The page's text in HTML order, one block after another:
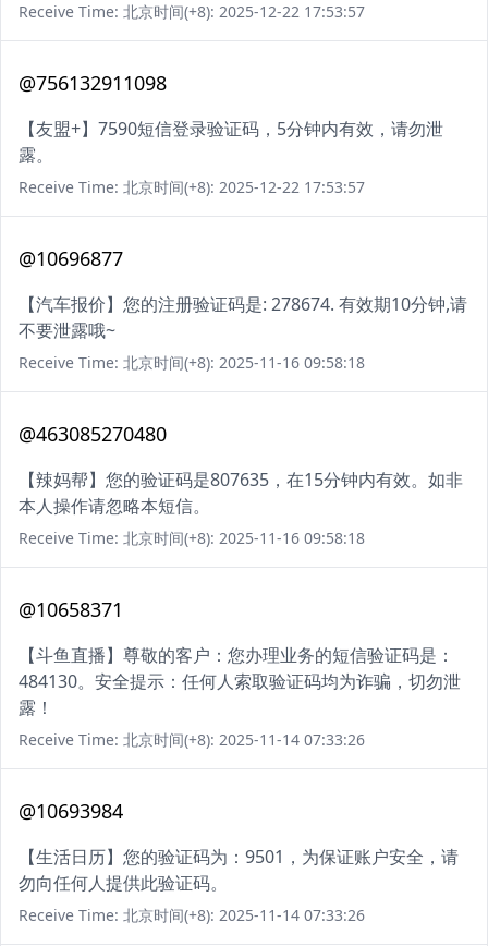
Receive Time: 北京时间(+8): 2025-12-22 17:53:57
@756132911098
【友盟+】7590短信登录验证码，5分钟内有效，请勿泄
露。
Receive Time: 北京时间(+8): 2025-12-22 17:53:57
@10696877
【汽车报价】您的注册验证码是: 278674. 有效期10分钟,请
不要泄露哦~
Receive Time: 北京时间(+8): 2025-11-16 09:58:18
@463085270480
【辣妈帮】您的验证码是807635，在15分钟内有效。如非
本人操作请忽略本短信。
Receive Time: 北京时间(+8): 2025-11-16 09:58:18
@10658371
【斗鱼直播】尊敬的客户：您办理业务的短信验证码是：
484130。安全提示：任何人索取验证码均为诈骗，切勿泄
露！
Receive Time: 北京时间(+8): 2025-11-14 07:33:26
@10693984
【生活日历】您的验证码为：9501，为保证账户安全，请
勿向任何人提供此验证码。
Receive Time: 北京时间(+8): 2025-11-14 07:33:26